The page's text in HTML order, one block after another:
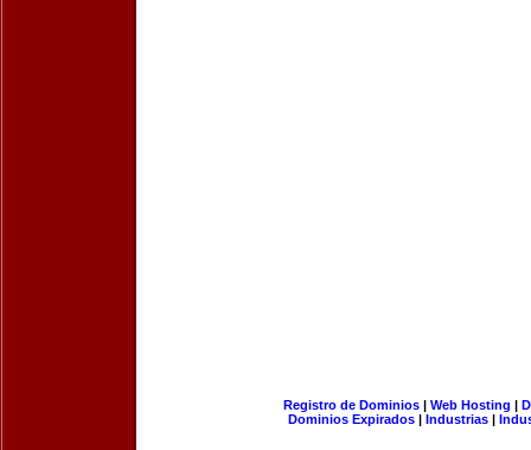
Registro de Dominios| Web Hosting |
Dominios Expirados | Industrias |